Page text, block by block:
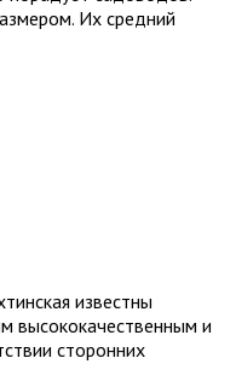
Их средний
известны
высококачественным и
сторонних